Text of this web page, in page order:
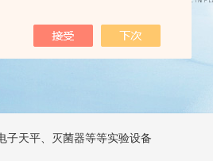
子天平、灭菌器等等实验设备